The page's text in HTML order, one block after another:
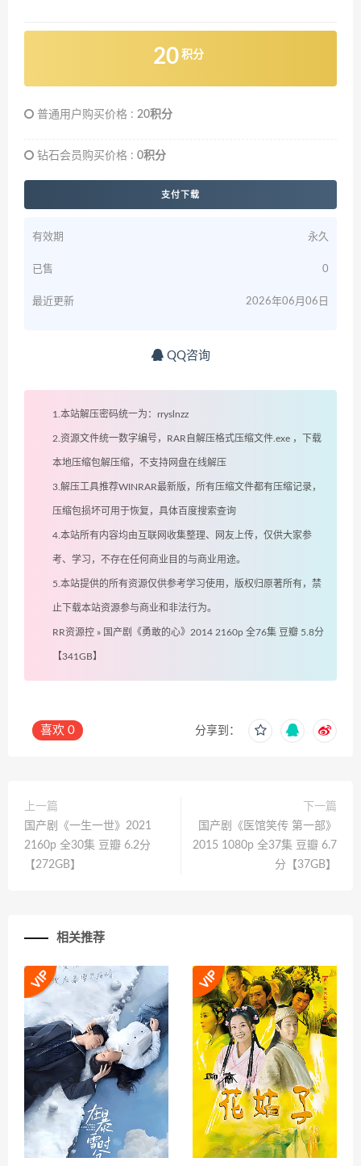
20 积分
普通用户购买价格 : 20积分
钻石会员购买价格 : 0积分
支付下载
有效期 永久
已售 0
最近更新 2026年06月06日
QQ咨询
1.本站解压密码统一为：rryslnzz
2.资源文件统一数字编号，RAR自解压格式压缩文件.exe ，下载
本地压缩包解压缩，不支持网盘在线解压
3.解压工具推荐WINRAR最新版，所有压缩文件都有压缩记录，
压缩包损坏可用于恢复，具体百度搜索查询
4.本站所有内容均由互联网收集整理、网友上传，仅供大家参
考、学习，不存在任何商业目的与商业用途。
5.本站提供的所有资源仅供参考学习使用，版权归原著所有，禁
止下载本站资源参与商业和非法行为。
RR资源控 » 国产剧《勇敢的心》2014 2160p 全76集 豆瓣 5.8分
【341GB】
喜欢 0 分享到：
上一篇
国产剧《一生一世》2021
2160p 全30集 豆瓣 6.2分
【272GB】
下一篇
国产剧《医馆笑传 第一部》
2015 1080p 全37集 豆瓣 6.7
分【37GB】
相关推荐